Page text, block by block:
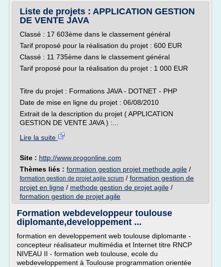
Liste de projets : APPLICATION GESTION
DE VENTE JAVA
Classé : 17 603ème dans le classement général
Tarif proposé pour la réalisation du projet : 600 EUR
Classé : 11 735ème dans le classement général
Tarif proposé pour la réalisation du projet : 1 000 EUR
Titre du projet : Formations JAVA - DOTNET - PHP
Date de mise en ligne du projet : 06/08/2010
Extrait de la description du projet ( APPLICATION
GESTION DE VENTE JAVA ) :...
Lire la suite
Site : http://www.progonline.com
Thèmes liés : formation gestion projet methode agile /
formation gestion de projet agile scrum / formation gestion de
projet en ligne / methode gestion de projet agile /
formation gestion de projet agile
Formation webdeveloppeur toulouse
diplomante,developpement ...
formation en developpement web toulouse diplomante -
concepteur réalisateur multimédia et Internet titre RNCP
NIVEAU II - formation web toulouse, ecole du
webdeveloppement à Toulouse programmation orientée